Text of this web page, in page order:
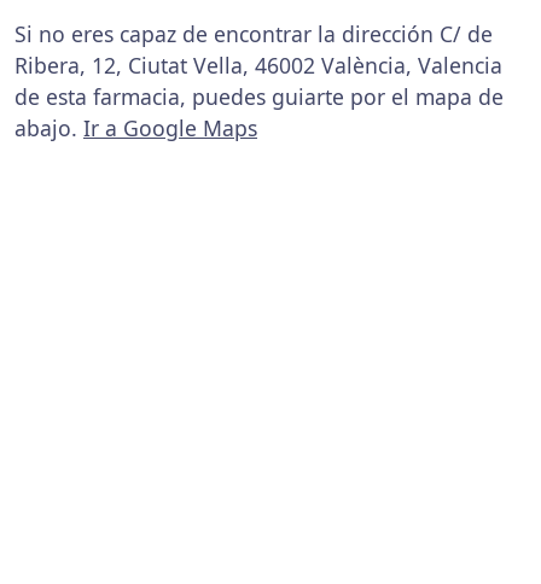
Si no eres capaz de encontrar la dirección C/ de
Ribera, 12, Ciutat Vella, 46002 València, Valencia
de esta farmacia, puedes guiarte por el mapa de
abajo. Ir a Google Maps